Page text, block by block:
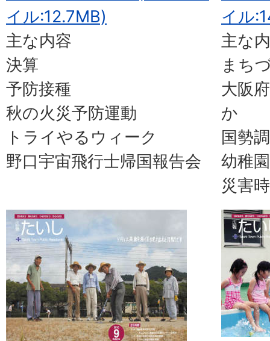
イル:12.7MB)
主な内容
決算
予防接種
秋の火災予防運動
トライやるウィーク
野口宇宙飛行士帰国報告会
イル
主な
まち
大阪
か
国勢
幼稚
災害